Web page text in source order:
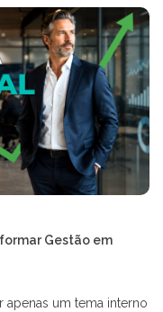
Gestão em
um tema interno